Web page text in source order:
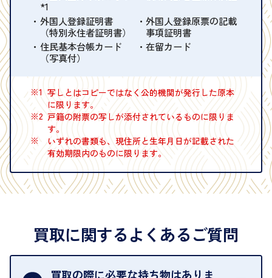
*1
外国人登録証明書
（特別永住者証明書）
外国人登録原票の記載
事項証明書
住民基本台帳カード
（写真付）
在留カード
※1 写しとはコピーではなく公的機関が発行した原本
に限ります。
※2 戸籍の附票の写しが添付されているものに限りま
す。
※
いずれの書類も、現住所と生年月日が記載された
有効期限内のものに限ります。
買取に関するよくあるご質問
買取の際に必要な持ち物はありま